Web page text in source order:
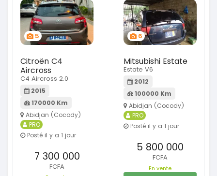
5
Citroën C4
Aircross
C4 Aircross 2.0
2015
170000 Km
Abidjan (Cocody)
PRO
Posté il y a 1 jour
7 300 000
FCFA
6
Mitsubishi Estate
Estate V6
2012
100000 Km
Abidjan (Cocody)
PRO
Posté il y a 1 jour
5 800 000
FCFA
En vente